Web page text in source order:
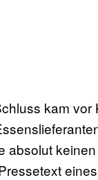
kam vor
absolut